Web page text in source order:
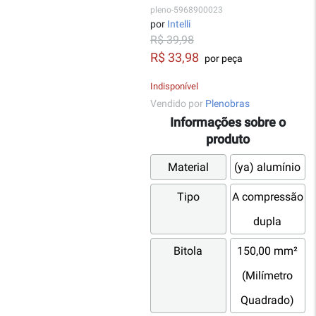
pleno-5968900023
por Intelli
R$ 39,98
R$ 33,98 por peça
Indisponível
Vendido por Plenobras
Informações sobre o
produto
Material (ya) alumínio
Tipo
A compressão
dupla
Bitola
150,00 mm²
(Milímetro
Quadrado)